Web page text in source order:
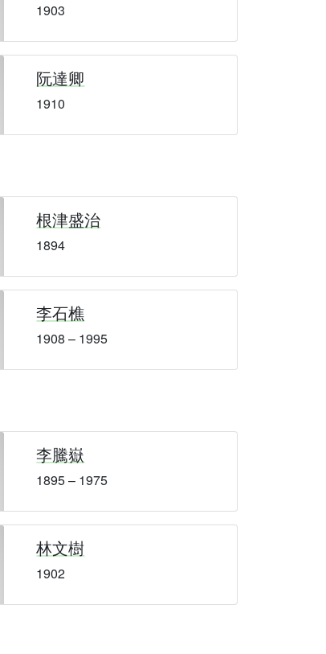
1903
阮達卿
1910
根津盛治
1894
李石樵
1908 – 1995
李騰嶽
1895 – 1975
林文樹
1902